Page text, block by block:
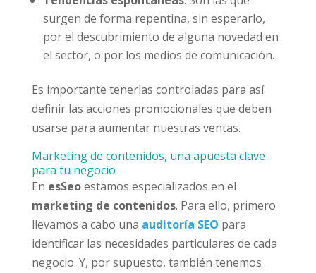
surgen de forma repentina, sin esperarlo,
por el descubrimiento de alguna novedad en
el sector, o por los medios de comunicación.
Es importante tenerlas controladas para así
definir las acciones promocionales que deben
usarse para aumentar nuestras ventas.
Marketing de contenidos, una apuesta clave
para tu negocio
En esSeoestamos especializados en el
marketing de contenidos. Para ello, primero
llevamos a cabo una auditoría SEO para
identificar las necesidades particulares de cada
negocio. Y, por supuesto, también tenemos